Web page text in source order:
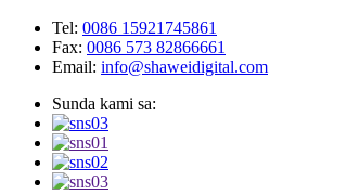
Tel: 0086 15921745861
Fax: 0086 573 82866661
Email: info@shaweidigital.com
Sunda kami sa: